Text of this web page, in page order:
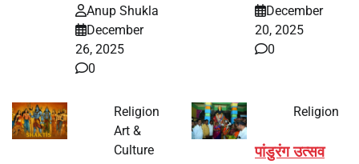
Anup Shukla
December
26, 2025
0
December
20, 2025
0
Religion
Art &
Culture
Religion
पांडुरंग उत्सव